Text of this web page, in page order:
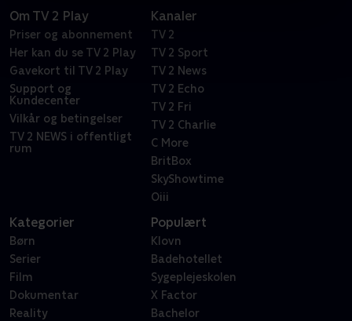
Om TV 2 Play
Priser og abonnement
Her kan du se TV 2 Play
Gavekort til TV 2 Play
Support og
Kundecenter
Vilkår og betingelser
TV 2 NEWS i offentligt
rum
Kanaler
TV 2
TV 2 Sport
TV 2 News
TV 2 Echo
TV 2 Fri
TV 2 Charlie
C More
BritBox
SkyShowtime
Oiii
Kategorier
Børn
Serier
Film
Dokumentar
Reality
Populært
Klovn
Badehotellet
Sygeplejeskolen
X Factor
Bachelor